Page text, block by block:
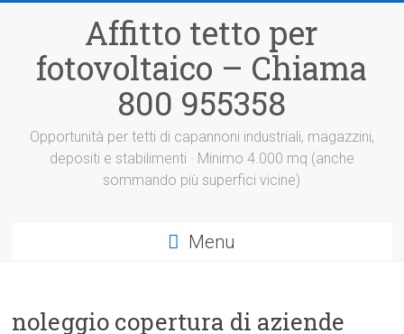
Affitto tetto per
fotovoltaico – Chiama
800 955358
Opportunità per tetti di capannoni industriali, magazzini,
depositi e stabilimenti · Minimo 4.000 mq (anche
sommando più superfici vicine)
Menu
noleggio copertura di aziende